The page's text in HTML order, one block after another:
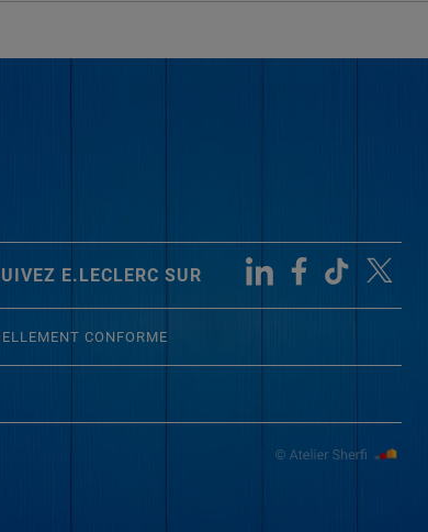
E.LECLERC SUR
CONFORME